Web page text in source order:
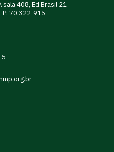
sala 408, Ed.Brasil 21
70.322-915